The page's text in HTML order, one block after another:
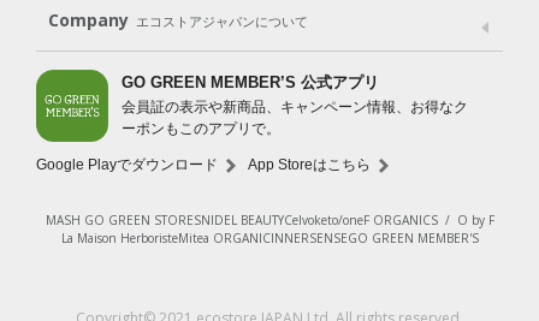
レビューを見る
LINE＠ Instagram Facebook
Company エコストアジャパンについて
会社案内 ご利用規約
プライバシーポリシー
特定商取引法に基づく表示
免責事項
法人会員サービス
New Zealand Site
GO GREEN MEMBER’S 公式アプリ
会員証の表示や新商品、キャンペーン情報、お得なク
ーポンもこのアプリで。
Google Playでダウンロード App Storeはこちら
MASH GO GREEN STORESNIDEL BEAUTYCelvoketo/oneF ORGANICS/ O by F
La Maison HerboristeMitea ORGANICINNERSENSEGO GREEN MEMBER'S